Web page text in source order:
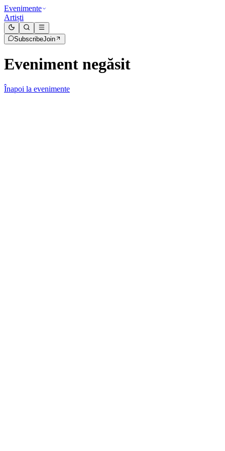
Evenimente
Artiști
SubscribeJoin
Eveniment negăsit
Înapoi la evenimente